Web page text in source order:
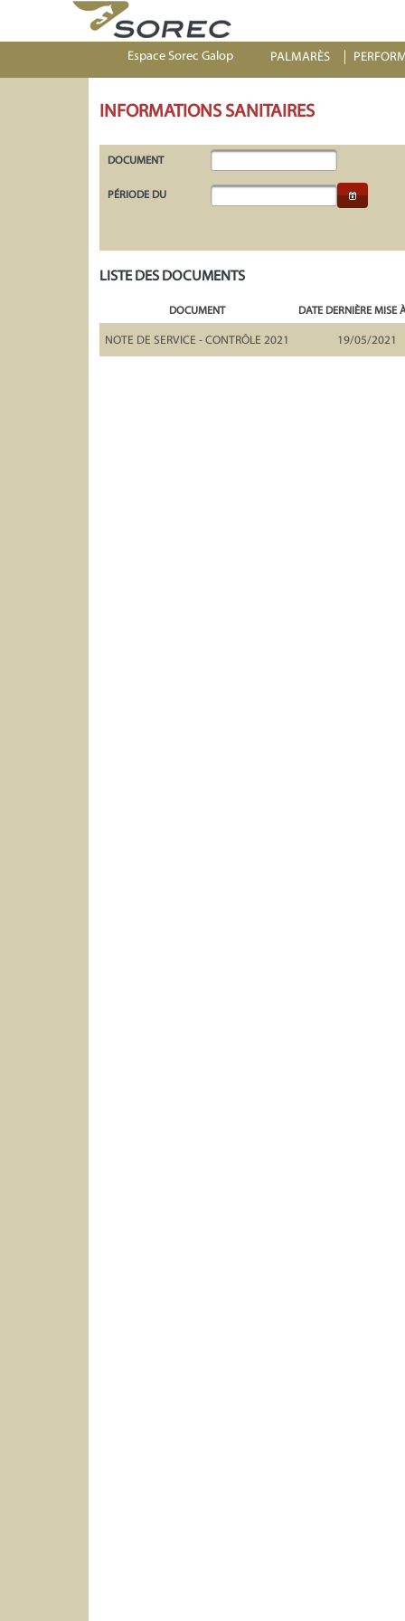
Espace Sorec Galop PALMARÈS
INFORMATIONS SANITAIRES
DOCUMENT
PÉRIODE DU
LISTE DES DOCUMENTS
DOCUMENT DATE DERNIÈRE MISE
NOTE DE SERVICE - CONTRÔLE 2021 19/05/2021